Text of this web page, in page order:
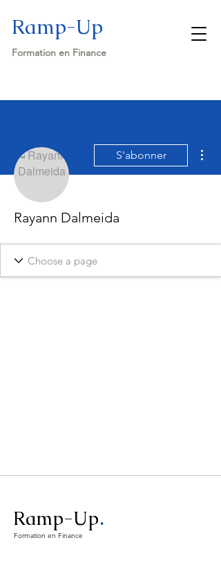
Ramp-Up
Formation en Finance
S'abonner
Rayann Dalmeida
Ramp-Up.
Formation en Finance